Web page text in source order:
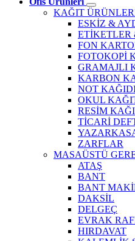
KAĞIT
ESKİZ &
ETİKETLER
FON
FOTOKOPİ
GRAMAJLI
KARBON
NOT
OKUL
RESİM
TİCARİ
ZARFLAR
MASAÜSTÜ
ATAŞ
BANT
BANT
DAKSİL
DELGEÇ
EVRAK
HIRDAVAT